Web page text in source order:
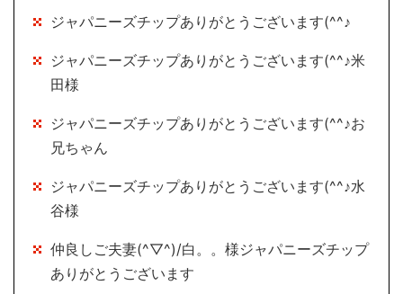
ジャパニーズチップありがとうございます(^^♪
ジャパニーズチップありがとうございます(^^♪米
田様
ジャパニーズチップありがとうございます(^^♪お
兄ちゃん
ジャパニーズチップありがとうございます(^^♪水
谷様
仲良しご夫妻(^▽^)/白。。様ジャパニーズチップ
ありがとうございます